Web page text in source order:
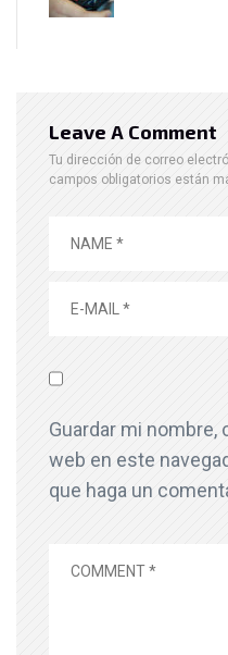
Leave A Comment
Tu dirección de correo
campos obligatorios están
Guardar mi
web en este
que haga un